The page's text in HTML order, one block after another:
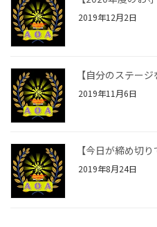
2019年12月2日
【自分のステージ
2019年11月6日
【今日が締め切り
2019年8月24日